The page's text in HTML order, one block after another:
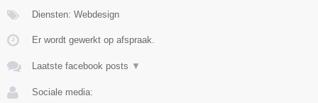
Diensten: Webdesign
Er wordt gewerkt op afspraak.
Laatste facebook posts ▼
Sociale media: